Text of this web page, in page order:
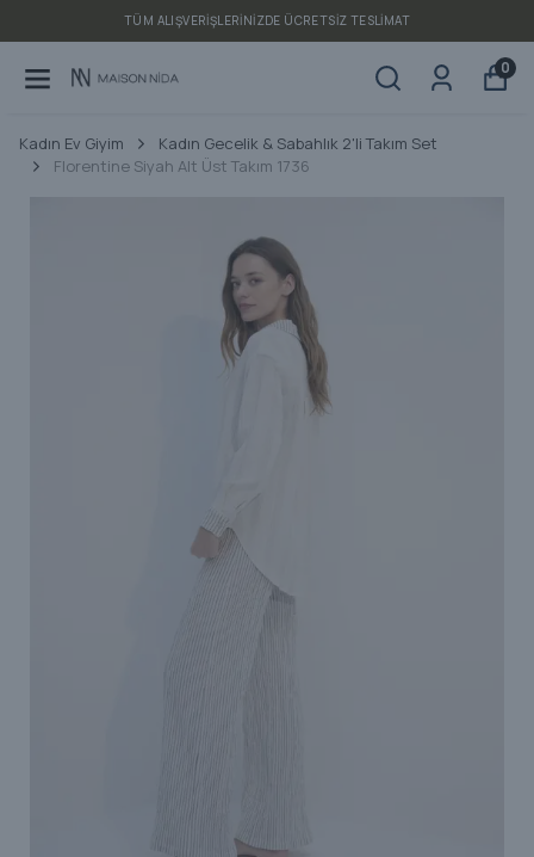
TÜM ALIŞVERIŞLERINIZDE ÜCRETSIZ TESLIMAT
0
Kadın Ev Giyim
Kadın Gecelik & Sabahlık 2'li Takım Set
Florentine Siyah Alt Üst Takım 1736